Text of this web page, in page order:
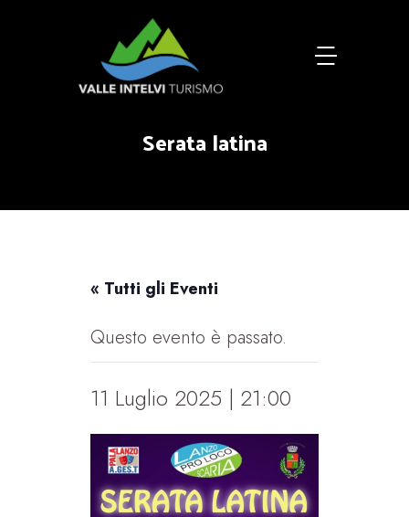
Serata latina
« Tutti gli Eventi
Questo evento è passato.
11 Luglio 2025 | 21:00